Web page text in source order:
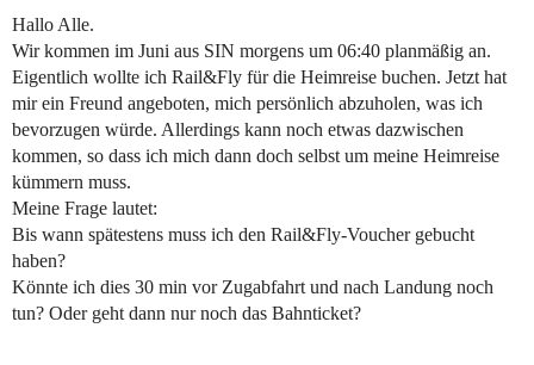
Hallo Alle.
Wir kommen im Juni aus SIN morgens um 06:40 planmäßig an.
Eigentlich wollte ich Rail&Fly für die Heimreise buchen. Jetzt hat
mir ein Freund angeboten, mich persönlich abzuholen, was ich
bevorzugen würde. Allerdings kann noch etwas dazwischen
kommen, so dass ich mich dann doch selbst um meine Heimreise
kümmern muss.
Meine Frage lautet:
Bis wann spätestens muss ich den Rail&Fly-Voucher gebucht
haben?
Könnte ich dies 30 min vor Zugabfahrt und nach Landung noch
tun? Oder geht dann nur noch das Bahnticket?